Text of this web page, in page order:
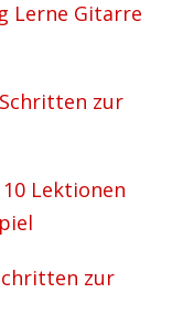
Lerne Gitarre
zur
Lektionen
zur